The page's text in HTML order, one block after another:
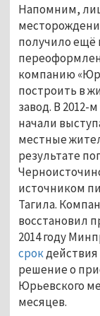
Напомним,
получило ещё
компанию
построить в
завод. В 2012-
начали
местные
результате
источником
Тагила.
восстановил
2014 году
срокдействия
решение о
Юрьевского
месяцев.